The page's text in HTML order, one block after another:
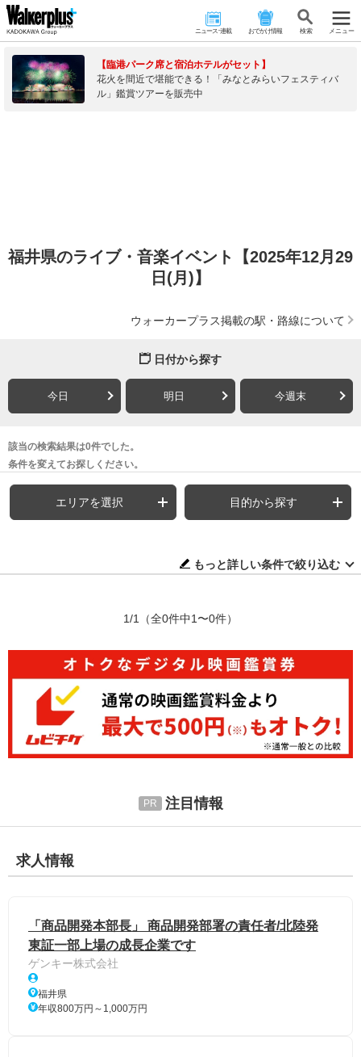
ニュース･連載 おでかけ情報 検 索 メニュー
【臨港パーク席と宿泊ホテルがセット】
花火を間近で堪能できる！「みなとみらいフェスティバ
ル」鑑賞ツアーを販売中
福井県のライブ・音楽イベント【2025年12月29
日(月)】
ウォーカープラス掲載の駅・路線について
日付から探す
今日 明日 今週末
該当の検索結果は0件でした。
条件を変えてお探しください。
エリアを選択 目的から探す
もっと詳しい条件で絞り込む
1/1 （全0件中1〜0件）
注目情報
求人情報
「商品開発本部長」 商品開発部署の責任者/北陸発
東証一部上場の成長企業です
ゲンキー株式会社
福井県
年収800万円～1,000万円